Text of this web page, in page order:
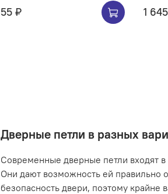
55 ₽ 1
Дверные петли в разных
Современные дверные петли входят
Они дают возможность ей правильно
безопасность двери, поэтому крайне